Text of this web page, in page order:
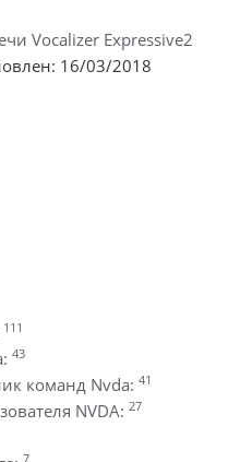
Vocalizer Expressive2
16/03/2018
111
43
команд Nvda: 41
NVDA: 27
7